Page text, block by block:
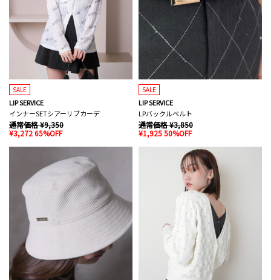
SALE
LIP SERVICE
インナーSETシアーリブカーデ
通常価格 ¥9,350
¥3,272 65%OFF
SALE
LIP SERVICE
LPバックルベルト
通常価格 ¥3,850
¥1,925 50%OFF